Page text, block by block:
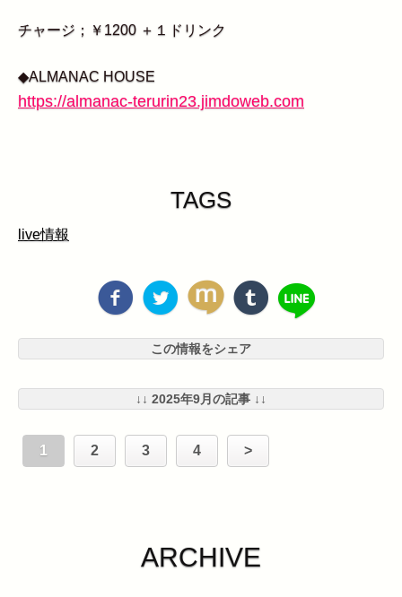
チャージ；￥1200 ＋１ドリンク
◆ALMANAC HOUSE
https://almanac-terurin23.jimdoweb.com
TAGS
live情報
この情報をシェア
↓↓ 2025年9月の記事 ↓↓
1 2 3 4 >
ARCHIVE